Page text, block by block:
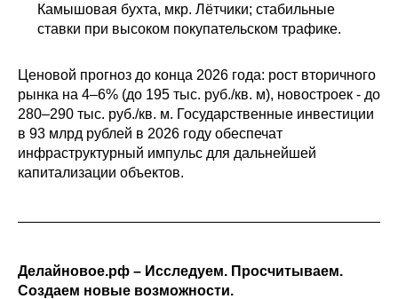
Камышовая бухта, мкр. Лётчики; стабильные
ставки при высоком покупательском трафике.
Ценовой прогноз до конца 2026 года: рост вторичного
рынка на 4–6% (до 195 тыс. руб./кв. м), новостроек - до
280–290 тыс. руб./кв. м. Государственные инвестиции
в 93 млрд рублей в 2026 году обеспечат
инфраструктурный импульс для дальнейшей
капитализации объектов.
Делайновое.рф – Исследуем. Просчитываем.
Создаем новые возможности.